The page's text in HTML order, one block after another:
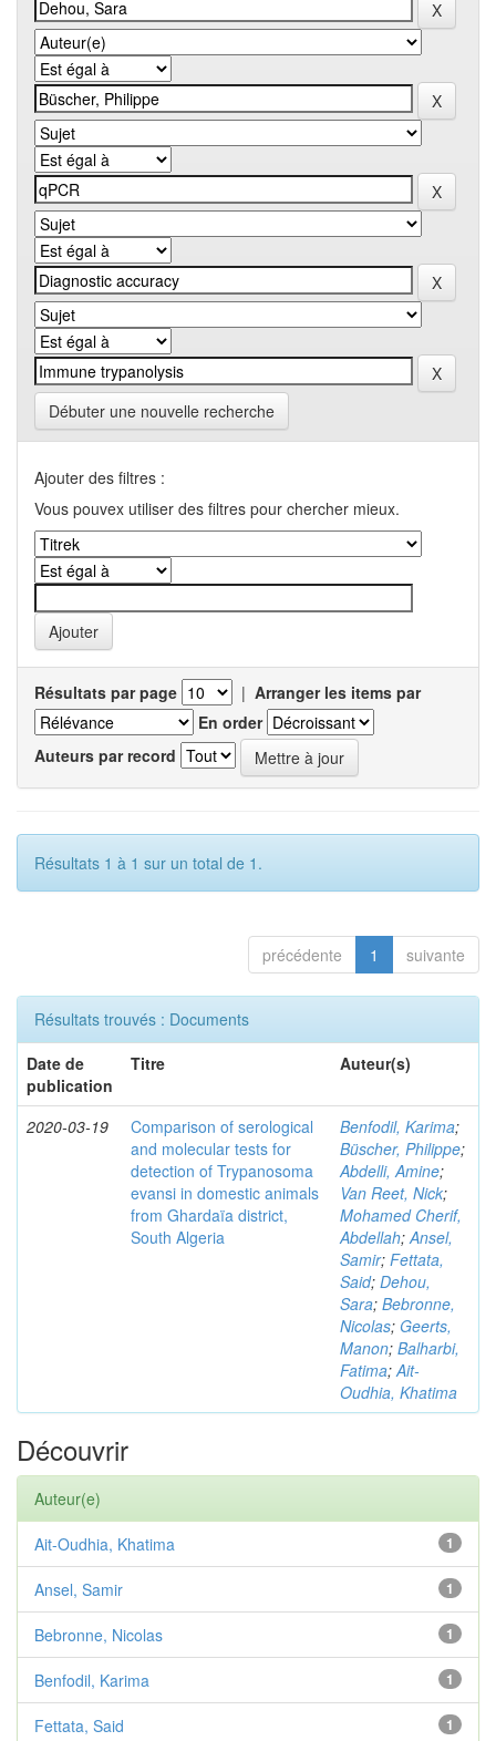
Débuter une nouvelle recherche
Ajouter des filtres :
Vous pouvex utiliser des filtres pour chercher mieux.
Résultats par page | Arranger les items par
En order
Auteurs par record
Résultats 1 à 1 sur un total de 1.
précédente 1 suivante
Résultats trouvés : Documents
Date de
publication
Titre Auteur(s)
2020-03-19
Comparison of serological
and molecular tests for
detection of Trypanosoma
evansi in domestic animals
from Ghardaïa district,
South Algeria
Benfodil, Karima;
Büscher, Philippe;
Abdelli, Amine;
Van Reet, Nick;
Mohamed Cherif,
Abdellah;Ansel,
Samir; Fettata,
Said; Dehou,
Sara; Bebronne,
Nicolas; Geerts,
Manon; Balharbi,
Fatima;Ait-
Oudhia, Khatima
Découvrir
Auteur(e)
1
Ait-Oudhia, Khatima
1
Ansel, Samir
1
Bebronne, Nicolas
1
Benfodil, Karima
1
Fettata, Said